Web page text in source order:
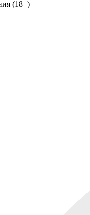
(18+)